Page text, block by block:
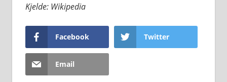
Kjelde: Wikipedia
Facebook Twitter
Email